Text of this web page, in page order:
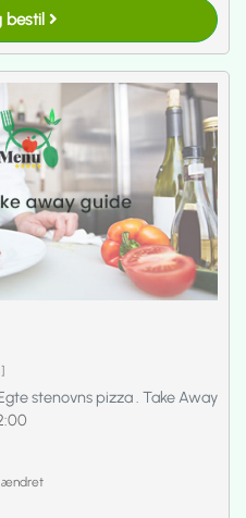
bestil
stenovns pizza. Take Away
ændret